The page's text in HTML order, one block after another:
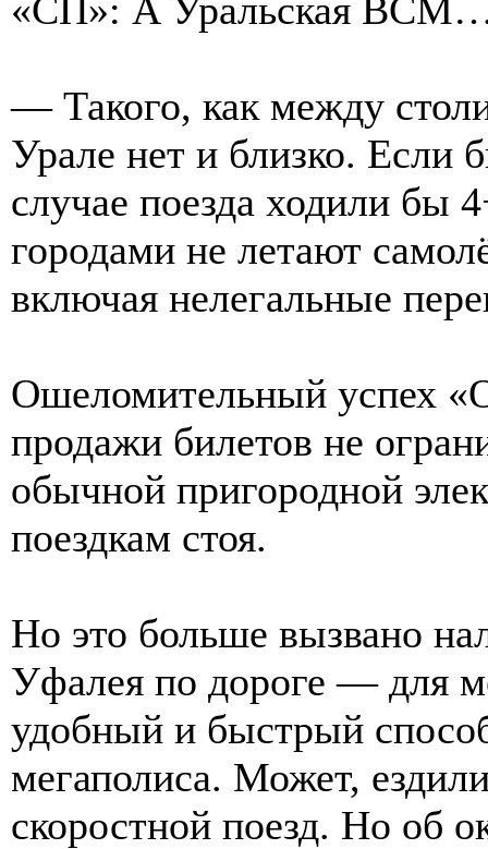
«СП»: А Уральская
— Такого, как между
Урале нет и близко.
случае поезда ходили
городами не летают
включая нелегальные
Ошеломительный успех
продажи билетов не
обычной пригородной
поездкам стоя.
Но это больше вызвано
Уфалея по дороге — для
удобный и быстрый
мегаполиса. Может,
скоростной поезд. Но об